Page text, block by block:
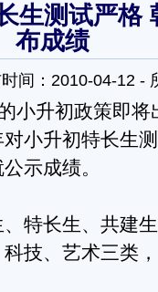
生测试严格
布成绩
间：2010-04-12 -
升初政策即将
小升初特长生
示成绩。
长生、共建生
技、艺术三类